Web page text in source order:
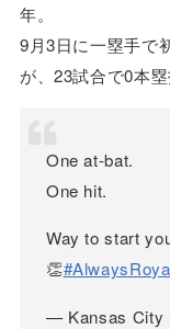
年。
9月3日に一塁手で
が、23試合で0本
One at-bat.
One hit.
Way to start
👏
— Kansas City